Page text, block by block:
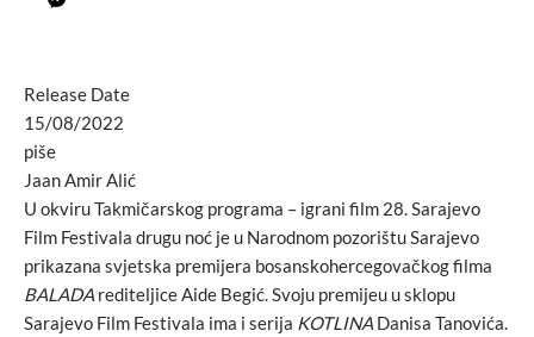
Release Date
15/08/2022
piše
Jaan Amir Alić
U okviru Takmičarskog programa – igrani film 28. Sarajevo
Film Festivala drugu noć je u Narodnom pozorištu Sarajevo
prikazana svjetska premijera bosanskohercegovačkog filma
BALADA rediteljice Aide Begić. Svoju premijeu u sklopu
Sarajevo Film Festivala ima i serija KOTLINA Danisa Tanovića.